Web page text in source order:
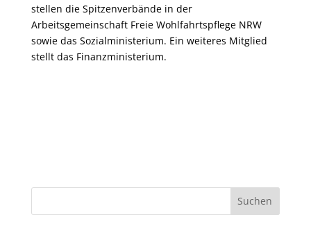
stellen die Spitzenverbände in der
Arbeitsgemeinschaft Freie Wohlfahrtspflege NRW
sowie das Sozialministerium. Ein weiteres Mitglied
stellt das Finanzministerium.
Suchen